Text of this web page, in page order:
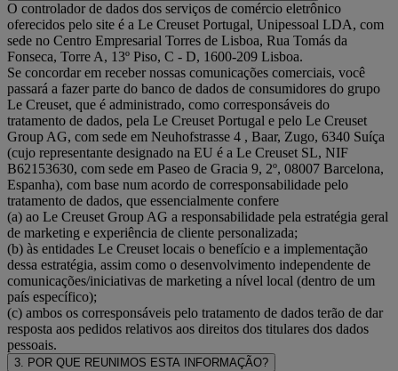
O controlador de dados dos serviços de comércio eletrônico
oferecidos pelo site é a Le Creuset Portugal, Unipessoal LDA, com
sede no Centro Empresarial Torres de Lisboa, Rua Tomás da
Fonseca, Torre A, 13º Piso, C - D, 1600-209 Lisboa.
Se concordar em receber nossas comunicações comerciais, você
passará a fazer parte do banco de dados de consumidores do grupo
Le Creuset, que é administrado, como corresponsáveis do
tratamento de dados, pela Le Creuset Portugal e pelo Le Creuset
Group AG, com sede em Neuhofstrasse 4 , Baar, Zugo, 6340 Suíça
(cujo representante designado na EU é a Le Creuset SL, NIF
B62153630, com sede em Paseo de Gracia 9, 2º, 08007 Barcelona,
Espanha), com base num acordo de corresponsabilidade pelo
tratamento de dados, que essencialmente confere
(a) ao Le Creuset Group AG a responsabilidade pela estratégia geral
de marketing e experiência de cliente personalizada;
(b) às entidades Le Creuset locais o benefício e a implementação
dessa estratégia, assim como o desenvolvimento independente de
comunicações/iniciativas de marketing a nível local (dentro de um
país específico);
(c) ambos os corresponsáveis pelo tratamento de dados terão de dar
resposta aos pedidos relativos aos direitos dos titulares dos dados
pessoais.
3. POR QUE REUNIMOS ESTA INFORMAÇÃO?